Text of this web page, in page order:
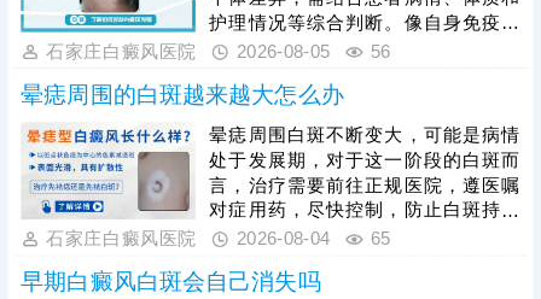
护理情况等综合判断。像自身免疫紊
乱、精神压力大、外伤、熬夜等因
制病情，患者发病后需及时就医，根
据白癜风分型、分期开展科学对症治
疗，日常需做好皮肤护理，规避暴
晒、摩擦、外伤等诱因，保持规律作
息与良好心态，全方位降低白斑扩散
概率，稳定控制病情。
石家庄白癜风医院 2026-08-05 56
晕痣周围的白斑越来越大怎么办
晕痣周围白斑不断变大，可能是病情
处于发展期，对于这一阶段的白斑而
言，治疗需要前往正规医院，遵医嘱
对症用药，尽快控制，防止白斑持续
扩散。如果白斑扩散速度不是很快，
308激光，靶向性照射，治疗起效
石家庄白癜风医院 2026-08-04 65
早期白癜风白斑会自己消失吗